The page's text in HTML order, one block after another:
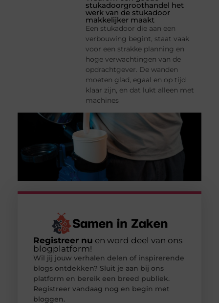
stukadoorgroothandel het
werk van de stukadoor
makkelijker maakt
Een stukadoor die aan een
verbouwing begint, staat vaak
voor een strakke planning en
hoge verwachtingen van de
opdrachtgever. De wanden
moeten glad, egaal en op tijd
klaar zijn, en dat lukt alleen met
machines
Registreer nu en word deel van ons
blogplatform!
Wil jij jouw verhalen delen of inspirerende
blogs ontdekken? Sluit je aan bij ons
platform en bereik een breed publiek.
Registreer vandaag nog en begin met
bloggen.